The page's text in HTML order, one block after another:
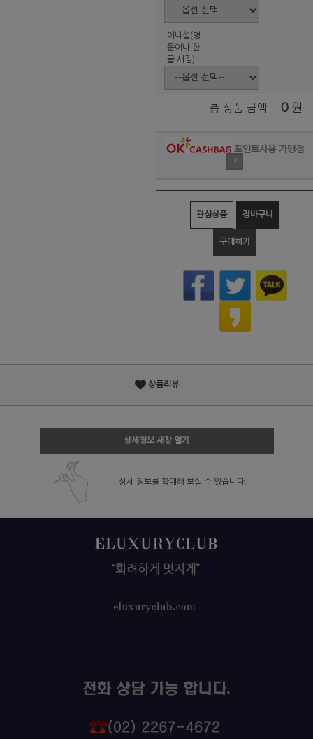
이니셜(영
문이나 한
글 새김)
총 상품 금액 0 원
포인트사용 가맹점
?
관심상품 장바구니
구매하기
상품리뷰
상세정보 새창 열기
상세 정보를 확대해 보실 수 있습니다.